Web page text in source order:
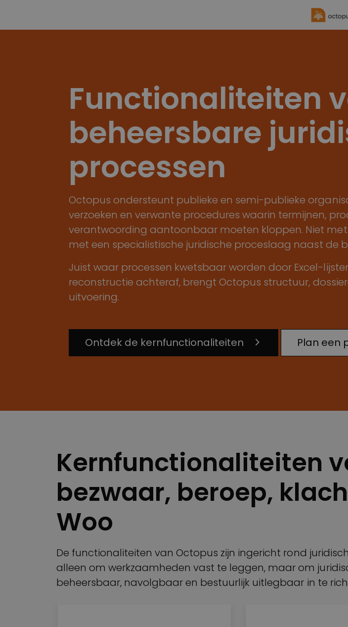
Functionaliteiten
beheersbare
processen
Octopus ondersteunt publieke en semi-publieke
verzoeken en verwante procedures waarin termijnen,
verantwoording aantoonbaar moeten kloppen. Niet
met een specialistische juridische proceslaag naast de
Juist waar processen kwetsbaar worden door Excel-
reconstructie achteraf, brengt Octopus structuur,
uitvoering.
Ontdek de kernfunctionaliteiten Plan een
Kernfunctionaliteiten
bezwaar, beroep,
Woo
De functionaliteiten van Octopus zijn ingericht rond
alleen om werkzaamheden vast te leggen, maar om
beheersbaar, navolgbaar en bestuurlijk uitlegbaar in te